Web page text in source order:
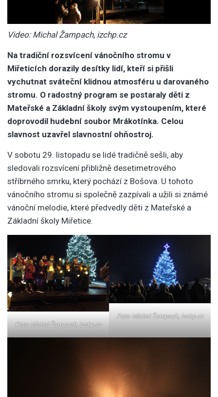
Video: Michal Žampach, izchp.cz
Na tradiční rozsvícení vánočního stromu v
Miřeticích dorazily desítky lidí, kteří si přišli
vychutnat sváteční klidnou atmosféru u darovaného
stromu. O radostný program se postaraly děti z
Mateřské a Základní školy svým vystoupením, které
doprovodil hudební soubor Mrákotínka. Celou
slavnost uzavřel slavnostní ohňostroj.
V sobotu 29. listopadu se lidé tradičně sešli, aby
sledovali rozsvícení přibližně desetimetrového
stříbrného smrku, který pochází z Bošova. U tohoto
vánočního stromu si společně zazpívali a užili si známé
vánoční melodie, které předvedly děti z Mateřské a
Základní školy Miřetice.
Foto: Michal Žampach, izchp.cz
Foto: Michal Žampach, izchp.cz